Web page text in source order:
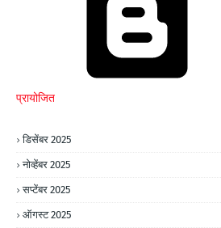
प्रायोजित
डिसेंबर 2025
नोव्हेंबर 2025
सप्टेंबर 2025
ऑगस्ट 2025